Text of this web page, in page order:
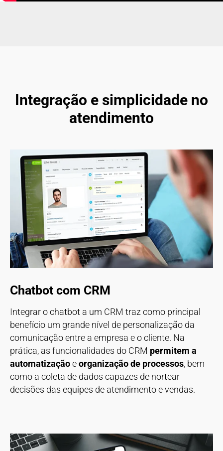
Integração e simplicidade no
atendimento
Chatbot com CRM
Integrar o chatbot a um CRM traz como principal
benefício um grande nível de personalização da
comunicação entre a empresa e o cliente. Na
prática, as funcionalidades do CRM permitem a
automatizaçãoeorganização de processos, bem
como a coleta de dados capazes de nortear
decisões das equipes de atendimento e vendas.